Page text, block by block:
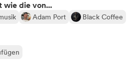
wie die von...
Adam Port Black Coffee